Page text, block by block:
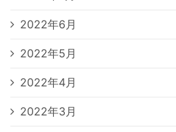
2022年6月
2022年5月
2022年4月
2022年3月